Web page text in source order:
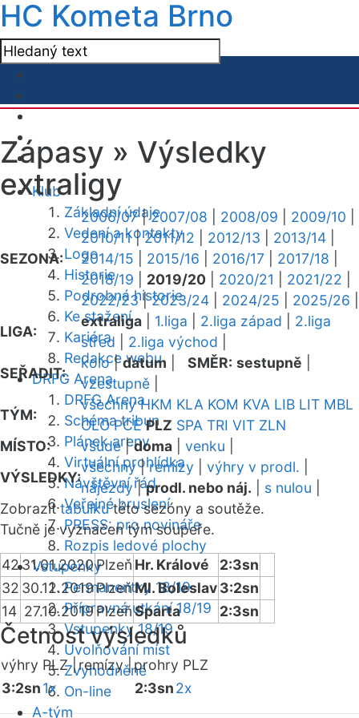
HC Kometa Brno
Klub
Základní údaje
Vedení a kontakty
Logo
Historie
Podrobná historie
Ke stažení
Kariéra
Redakce webu
DRFG Arena
DRFG Arena
Schéma tribun
Plánek areny
Virtuální prohlídka
Návštěvní řád
Veřejné bruslení
PRESS: pro novináře
Rozpis ledové plochy
Vstupenky
Permanentky 18/19
Přípravná utkání 18/19
Vstupenky 18/19
Uvolňování míst
Zvýhodněné
On-line
A-tým
Zápasy » Výsledky
extraligy
SEZONA:
2006/07|2007/08 2008/09 2009/10
2010/11|2011/12 2012/13 2013/14
2014/15
2015/16 2016/17 2017/18
2018/19
2019/20 2020/21 2021/22
2022/23|2023/24 2024/25 2025/26
LIGA:
extraliga 1.liga 2.liga západ
2.liga
střed
2.liga východ
SEŘADIT:
kolo|datum SMĚR: sestupně
vzestupně
TÝM:
všechny HKM KLA KOM KVA LIB LIT MBL
OLO PCE PLZ SPA TRI VIT ZLN
MÍSTO:
všude|doma venku
VÝSLEDKY:
všechny|remízy výhry v prodl.
nájezdy|prodl. nebo náj. s nulou
Zobrazittabulkutéto sezóny a soutěže.
Tučně je vyznačen tým soupeře.
4231.01.2020Plzeň Hr. Králové
2:3sn
32 30.12.2019PlzeňMl. Boleslav3:2sn
14 27.10.2019PlzeňSparta 2:3sn
Četnost výsledků
výhry PLZ |remízy |prohry PLZ
3:2sn1x 2:3sn2x